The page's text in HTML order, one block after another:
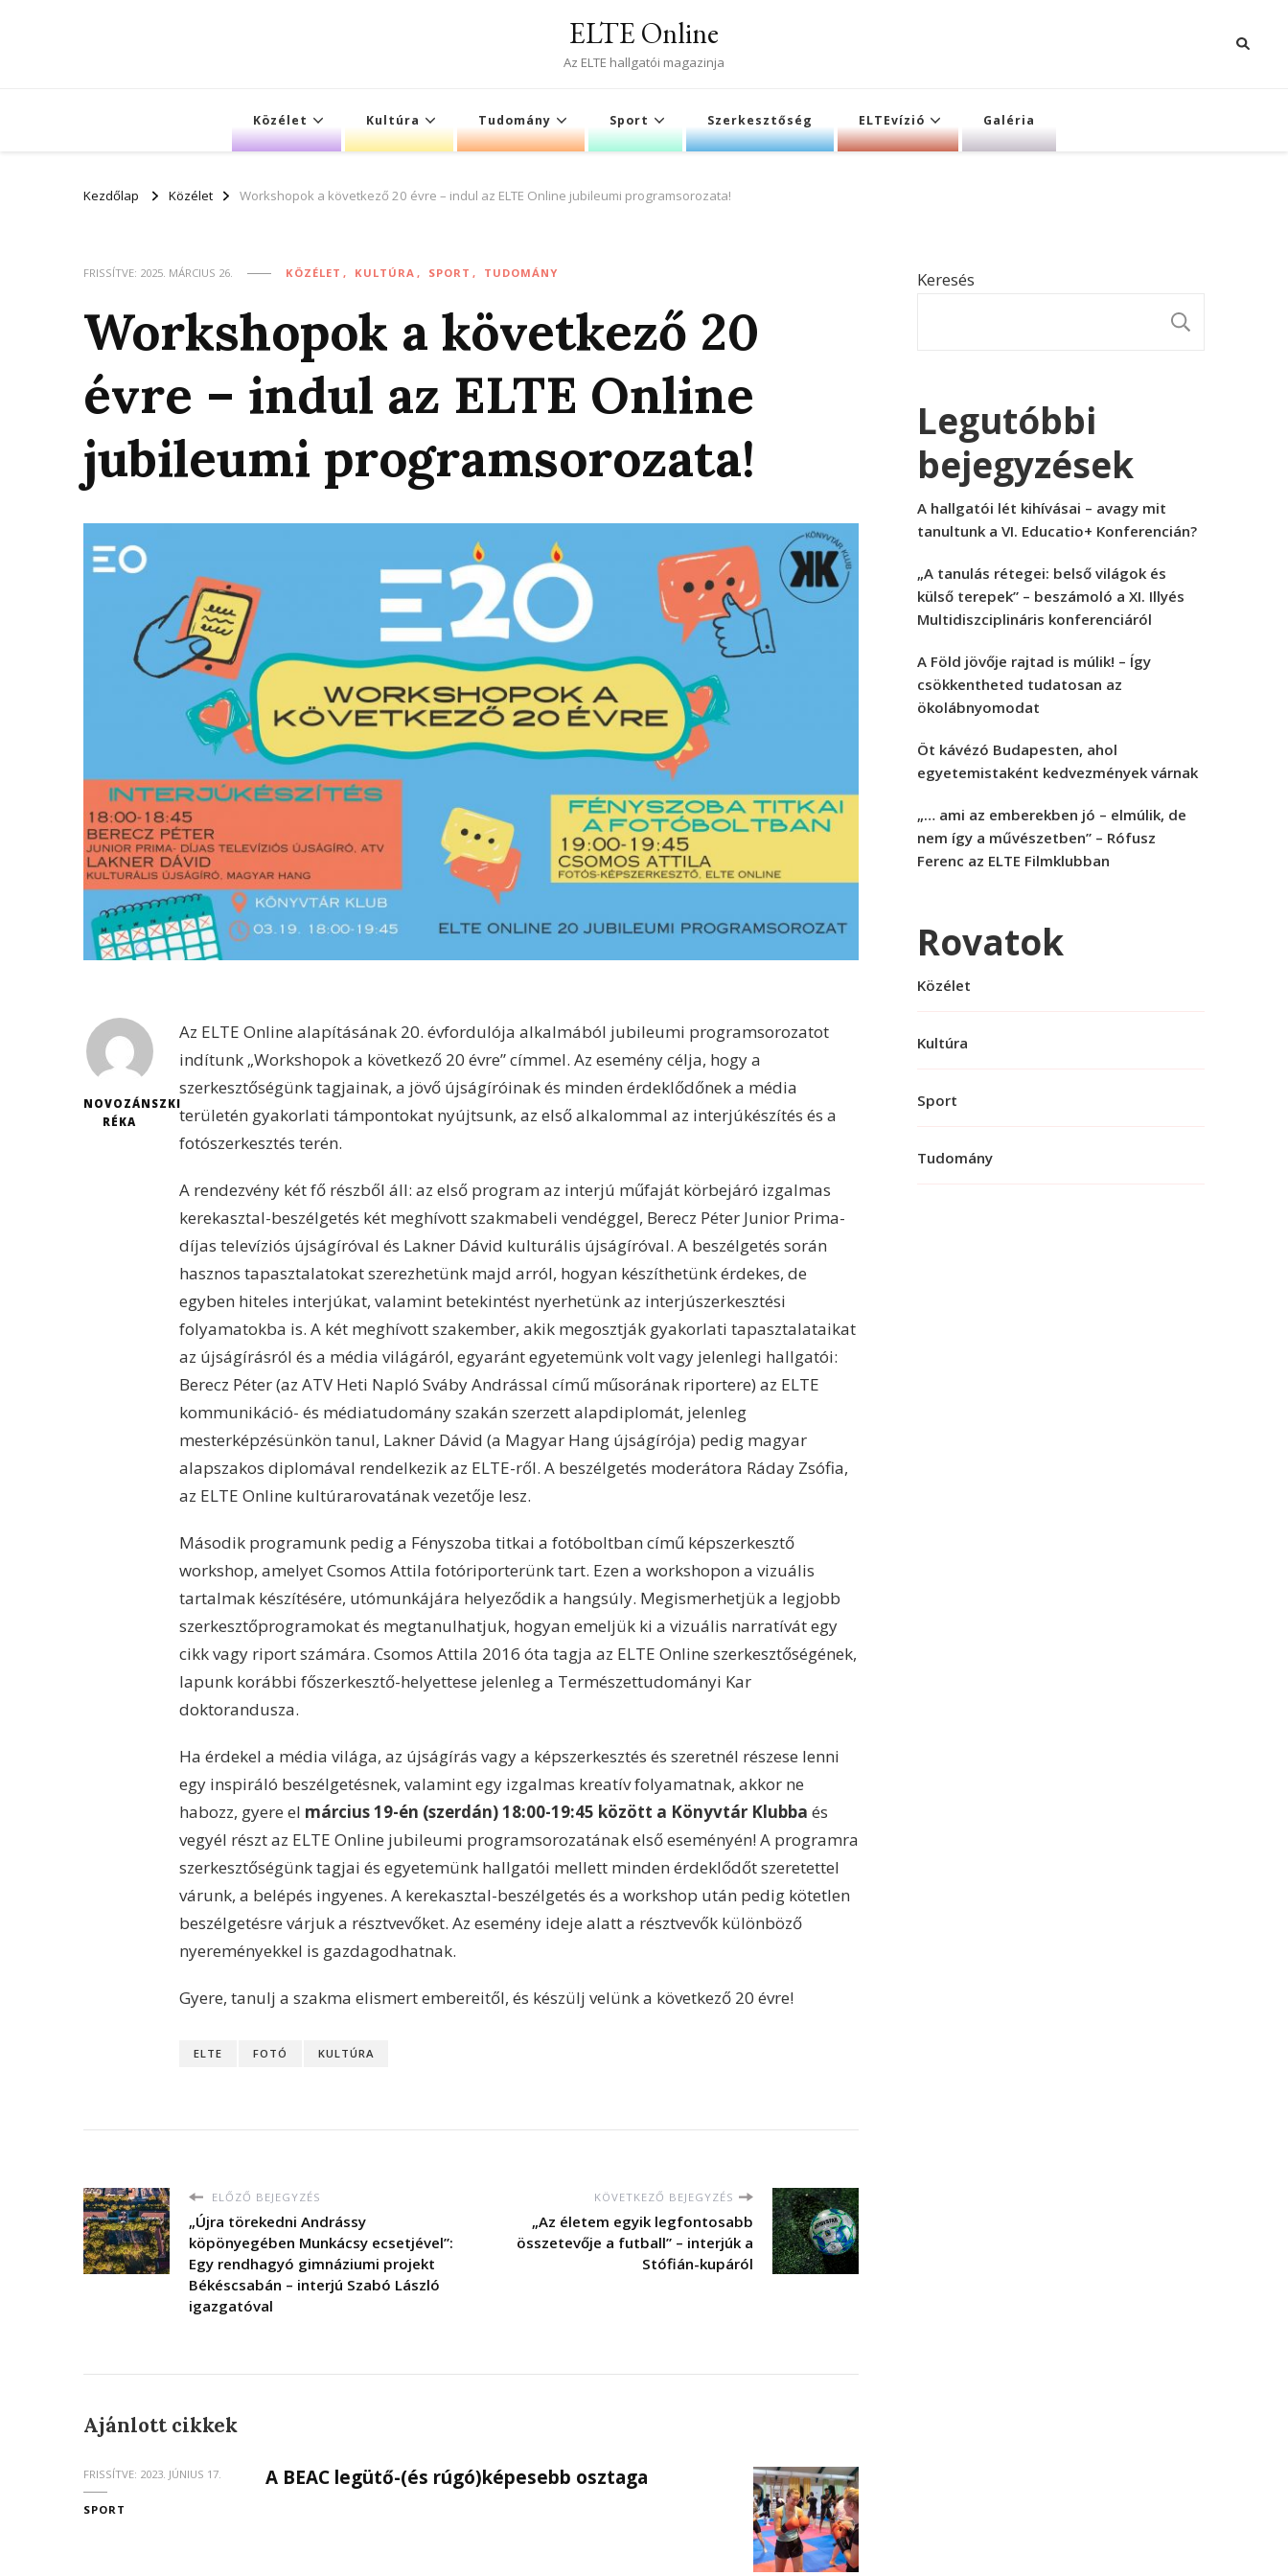
ELTE Online
Az ELTE hallgatói magazinja
Közélet Kultúra Tudomány Sport Szerkesztőség ELTEvízió Galéria
Kezdőlap Közélet Workshopok a következő 20 évre – indul az ELTE Online jubileumi programsorozata!
FRISSÍTVE: 2025. MÁRCIUS 26. KÖZÉLET KULTÚRA SPORT TUDOMÁNY
Workshopok a következő 20
évre – indul az ELTE Online
jubileumi programsorozata!
NOVOZÁNSZKI
RÉKA
Az ELTE Online alapításának 20. évfordulója alkalmából jubileumi programsorozatot
indítunk „Workshopok a következő 20 évre” címmel. Az esemény célja, hogy a
szerkesztőségünk tagjainak, a jövő újságíróinak és minden érdeklődőnek a média
területén gyakorlati támpontokat nyújtsunk, az első alkalommal az interjúkészítés és a
fotószerkesztés terén.
A rendezvény két fő részből áll: az első program az interjú műfaját körbejáró izgalmas
kerekasztal-beszélgetés két meghívott szakmabeli vendéggel, Berecz Péter Junior Prima-
díjas televíziós újságíróval és Lakner Dávid kulturális újságíróval. A beszélgetés során
hasznos tapasztalatokat szerezhetünk majd arról, hogyan készíthetünk érdekes, de
egyben hiteles interjúkat, valamint betekintést nyerhetünk az interjúszerkesztési
folyamatokba is. A két meghívott szakember, akik megosztják gyakorlati tapasztalataikat
az újságírásról és a média világáról, egyaránt egyetemünk volt vagy jelenlegi hallgatói:
Berecz Péter (az ATV Heti Napló Sváby Andrással című műsorának riportere) az ELTE
kommunikáció- és médiatudomány szakán szerzett alapdiplomát, jelenleg
mesterképzésünkön tanul, Lakner Dávid (a Magyar Hang újságírója) pedig magyar
alapszakos diplomával rendelkezik az ELTE-ről. A beszélgetés moderátora Ráday Zsófia,
az ELTE Online kultúrarovatának vezetője lesz.
Második programunk pedig a Fényszoba titkai a fotóboltban című képszerkesztő
workshop, amelyet Csomos Attila fotóriporterünk tart. Ezen a workshopon a vizuális
tartalmak készítésére, utómunkájára helyeződik a hangsúly. Megismerhetjük a legjobb
szerkesztőprogramokat és megtanulhatjuk, hogyan emeljük ki a vizuális narratívát egy
cikk vagy riport számára. Csomos Attila 2016 óta tagja az ELTE Online szerkesztőségének,
lapunk korábbi főszerkesztő-helyettese jelenleg a Természettudományi Kar
doktorandusza.
Ha érdekel a média világa, az újságírás vagy a képszerkesztés és szeretnél részese lenni
egy inspiráló beszélgetésnek, valamint egy izgalmas kreatív folyamatnak, akkor ne
habozz, gyere el március 19-én (szerdán) 18:00-19:45 között a Könyvtár Klubba és
vegyél részt az ELTE Online jubileumi programsorozatának első eseményén! A programra
szerkesztőségünk tagjai és egyetemünk hallgatói mellett minden érdeklődőt szeretettel
várunk, a belépés ingyenes. A kerekasztal-beszélgetés és a workshop után pedig kötetlen
beszélgetésre várjuk a résztvevőket. Az esemény ideje alatt a résztvevők különböző
nyereményekkel is gazdagodhatnak.
Gyere, tanulj a szakma elismert embereitől, és készülj velünk a következő 20 évre!
ELTE FOTÓ KULTÚRA
ELŐZŐ BEJEGYZÉS
„Újra törekedni Andrássy
köpönyegében Munkácsy ecsetjével”:
Egy rendhagyó gimnáziumi projekt
Békéscsabán – interjú Szabó László
igazgatóval
KÖVETKEZŐ BEJEGYZÉS
„Az életem egyik legfontosabb
összetevője a futball” – interjúk a
Stófián-kupáról
Ajánlott cikkek
FRISSÍTVE: 2023. JÚNIUS 17.
SPORT
A BEAC legütő-(és rúgó)képesebb osztaga
Keresés
Legutóbbi
bejegyzések
A hallgatói lét kihívásai – avagy mit
tanultunk a VI. Educatio+ Konferencián?
„A tanulás rétegei: belső világok és
külső terepek” – beszámoló a XI. Illyés
Multidiszciplináris konferenciáról
A Föld jövője rajtad is múlik! – Így
csökkentheted tudatosan az
ökolábnyomodat
Öt kávézó Budapesten, ahol
egyetemistaként kedvezmények várnak
„… ami az emberekben jó – elmúlik, de
nem így a művészetben” – Rófusz
Ferenc az ELTE Filmklubban
Rovatok
Közélet
Kultúra
Sport
Tudomány